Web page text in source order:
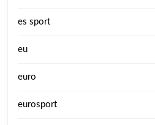
es sport
eu
euro
eurosport